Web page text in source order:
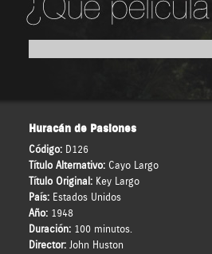
Huracán de Pasiones
Código: D126
Título Alternativo: Cayo Largo
Título Original: Key Largo
País: Estados Unidos
Año: 1948
Duración: 100 minutos.
Director: John Huston